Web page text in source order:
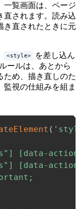
一覧画面は、ページ
直されます。読み込
き直されたときに元
<style>
を差し込ん
ールは、あとから
ため、描き直しのた
視の仕組みを組ま
(
[data-
[data-